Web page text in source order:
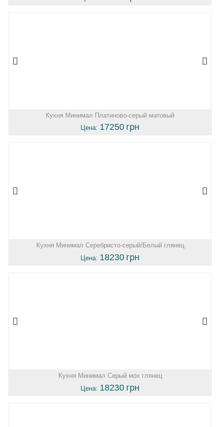
Кухня Минимал Платиново-серый матовый
Цена: 17250 грн
Кухня Минимал Серебристо-серый/Белый глянец
Цена: 18230 грн
Кухня Минимал Серый мох глянец
Цена: 18230 грн